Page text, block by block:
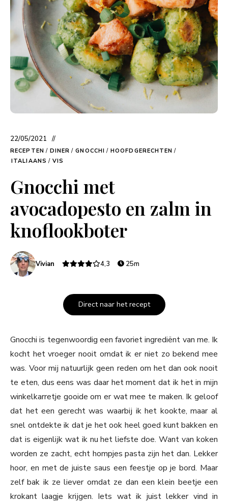
22/05/2021
RECEPTEN / DINER / GNOCCHI / HOOFDGERECHTEN /
ITALIAANS / VIS
Gnocchi met
avocadopesto en zalm in
knoflookboter
Vivian 4,3 25m
Direct naar het recept
Gnocchi is tegenwoordig een favoriet ingrediënt van me. Ik
kocht het vroeger nooit omdat ik er niet zo bekend mee
was. Voor mij natuurlijk geen reden om het dan ook nooit
te eten, dus eens was daar het moment dat ik het in mijn
winkelkarretje gooide om er wat mee te maken. Ik geloof
dat het een gerecht was waarbij ik het kookte, maar al
snel ontdekte ik dat je het ook heel goed kunt bakken en
dat is eigenlijk wat ik nu het liefste doe. Want van koken
worden ze zacht, echt hompjes pasta zijn het dan. Lekker
hoor, en met de juiste saus een feestje op je bord. Maar
zelf bak ik ze liever omdat ze dan een klein beetje een
krokant laagje krijgen. Iets wat ik juist lekker vind in